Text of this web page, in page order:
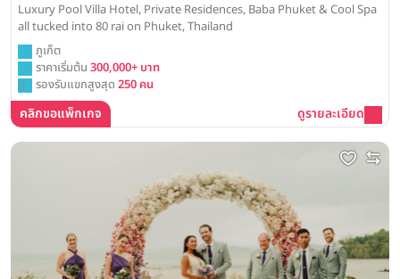
Luxury Pool Villa Hotel, Private Residences, Baba Phuket & Cool Spa
all tucked into 80 rai on Phuket, Thailand
ภูเก็ต
ราคาเริ่มต้น 300,000+ บาท
รองรับแขกสูงสุด 250 คน
คลิกขอแพ็กเกจ ดูรายละเอียด